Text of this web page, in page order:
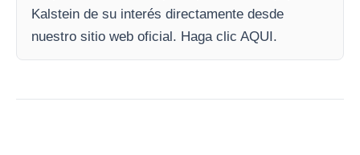
Kalstein de su interés directamente desde
nuestro sitio web oficial. Haga clic AQUI.